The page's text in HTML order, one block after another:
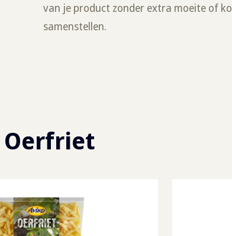
van je product zonder extra moeite of
samenstellen.